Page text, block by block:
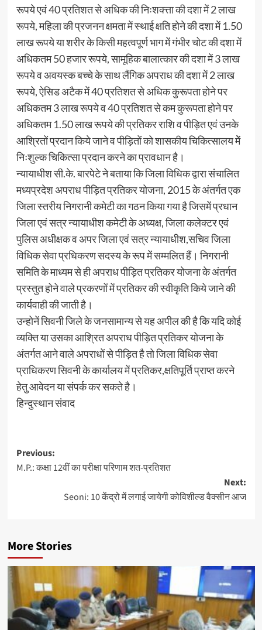
रूपये एवं 40 प्रतिशत से अधिक की निःशक्त्ता की दशा में 2 लाख
रूपये, महिला की प्रजनन क्षमता में स्थाई क्षति होने की दशा में 1.50
लाख रूपये या शरीर के किसी महत्वपूर्ण भाग में गंभीर चोट की दशा में
अधिकतम 50 हजार रूपये, सामूहिक बालात्कार की दशा में 3 लाख
रूपये व अवयस्क बच्चे के साथ लैंगिक अपराध की दशा में 2 लाख
रूपये, ऐसिड अटैक में 40 प्रतिशत से अधिक कुरूपता होने पर
अधिकतम 3 लाख रूपये व 40 प्रतिशत से कम कुरूपता होने पर
अधिकतम 1.50 लाख रूपये की प्रतिकर राशि व पीड़ित एवं उनके
आश्रितों प्रदान किये जाने व पीड़ितों को शासकीय चिकित्सालय मेें
निःशुल्क चिकित्सा प्रदान करने का प्रावधान है।
न्यायाधीश सी.के. बारपेटे ने बताया कि जिला विधिक द्वारा संचालित
मध्यप्रदेश अपराध पीड़ित प्रतिकर योजना, 2015 के अंतर्गत एक
जिला स्तरीय निगरानी कमेटी का गठन किया गया है जिसमें प्रधान
जिला एवं सत्र न्यायाधीश कमेटी के अध्यक्ष, जिला कलेक्टर एवं
पुलिस अधीक्षक व अपर जिला एवं सत्र न्यायाधीश,सचिव जिला
विधिक सेवा प्रधिकरण सदस्य के रूप में सम्मलित हैं। निगरानी
समिति के माध्यम से ही अपराध पीड़ित प्रतिकर योजना के अंतर्गत
प्रस्तुत होने वाले प्रकरणों में प्रतिकर की स्वीकृति किये जाने की
कार्यवाही की जाती है।
उन्होनें सिवनी जिले के जनसामान्य से यह अपील की है कि यदि कोई
व्यक्ति या उसका आश्रित अपराध पीड़ित प्रतिकर योजना के
अंतर्गत आने वाले अपराधों से पीड़ित है तो जिला विधिक सेवा
प्राधिकरण सिवनी के कार्यालय में प्रतिकर,क्षतिपूर्ति प्राप्त करने
हेतु आवेदन या संपर्क कर सकते है।
हिन्दुस्थान संवाद
Post
navigation
Previous:
M.P.: कक्षा 12वीं का परीक्षा परिणाम शत-प्रतिशत
Next:
Seoni: 10 केंद्रो में लगाई जायेगी कोविशील्ड वैक्सीन आज
More Stories